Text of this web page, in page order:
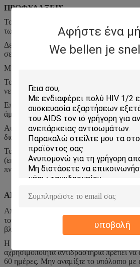
Αφήστε ένα
We bellen je
υποβολή
ΠΡΟΦΥΛΑΞΕΙΣ
Το η επαναδιακρίβωση συστήνεται κατά
των αντιδραστηρίων.
Δεν συστήνεται τα διαφορετικά
σε μια μονάδα της συσκευής ανάλυσης.
Μην λάβετε. Αποφύγετε την επαφή με το
Το δέρμα έρχεται σε επαφή με: Ξεπλύντε
νερού.
Επαφή ματιών: Ξεπλύντε με την αφθονία
άμεση ιατρική παρακολούθηση.
Αυτή η εξάρτηση είναι για τους
διαγνωστική χρήση μόνο.
Το ποτέ τεθειμένο αποσταγμένο νερό
(εκτός από καθαρό για τη ναυτιλία των
πνευματική μονάδα μπορεί να βλαφθεί
ΑΠΟΘΗΚΕΥΣΗ
Αποθηκεύστε το προϊόν σε 2-35℃ σε μια
τον καλό εξαερισμό. Η θερμοκρασία έξω
βλάψει το προϊόν.
Η ανοικτή ζωή φιαλιδίων του προϊόντος
αχρησιμοποίητα αντιδραστήρια πρέπει
60 ημέρες. Μην αναμίξτε το υπόλοιπο με